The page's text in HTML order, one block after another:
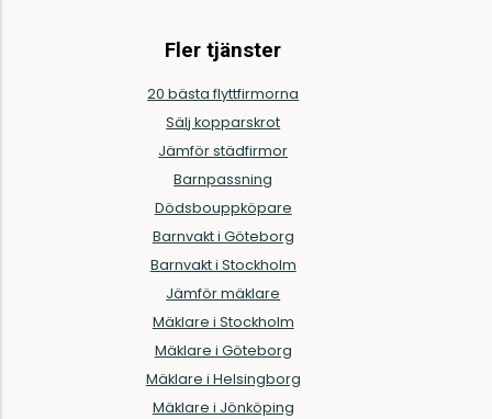
Fler tjänster
20 bästa flyttfirmorna
Sälj kopparskrot
Jämför städfirmor
Barnpassning
Dödsbouppköpare
Barnvakt i Göteborg
Barnvakt i Stockholm
Jämför mäklare
Mäklare i Stockholm
Mäklare i Göteborg
Mäklare i Helsingborg
Mäklare i Jönköping